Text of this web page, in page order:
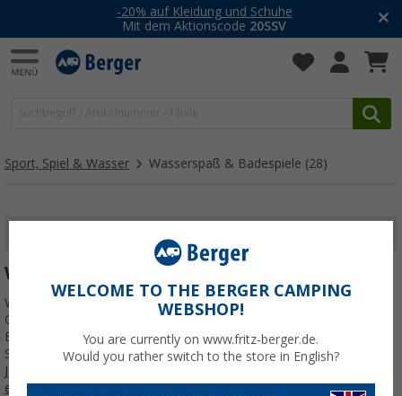
-20% auf Kleidung und Schuhe
Mit dem Aktionscode 20SSV
Sport, Spiel & Wasser Wasserspaß & Badespiele (28)
WASSERSPASS & BADESPIELE
Wasserspaß & Badespiele bringen Action in den Sommer – beim
Camping, im Garten, am Badesee, im Freibad oder am Strand.
Entdecke Wasserpistolen, Strandbälle, Schwimm- und
Schnorchelausrüstung sowie viele weitere Spiele für Kinder und
Jetzt mehr über unsere Kategorie
erfahren...
WELCOME TO THE BERGER CAMPING
WEBSHOP!
You are currently on www.fritz-berger.de.
Would you rather switch to the store in English?